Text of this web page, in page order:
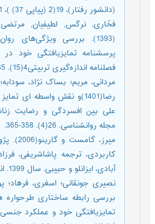
(دانشور رفتار)، 19(2 (پیاپی 37) )، 101-119.
فخّاری, نرگس, لطیفیان,
(1393). بررسی ویژگی‌های
پرسشنامه تمایزیافتگی خود در
فصلنامه اندازه‌گیری تربیتی4(15). 35-58
مردانی، مریم؛ بساک نژاد،
رضا(1401)و نقش واسطه ای
علی بین افسردگی و رضایت
مجله روانشناسی. 26(4). 358-365.
میرز،
کاربردی، ترجمه پاشاشریفی،
آبادی، ایزانلو و حبیبی. سال 1399. انتشارات رشد
بررسی رابطه ساختاری طرحواره
تمایزیافتگی خود و عملکرد جنسی